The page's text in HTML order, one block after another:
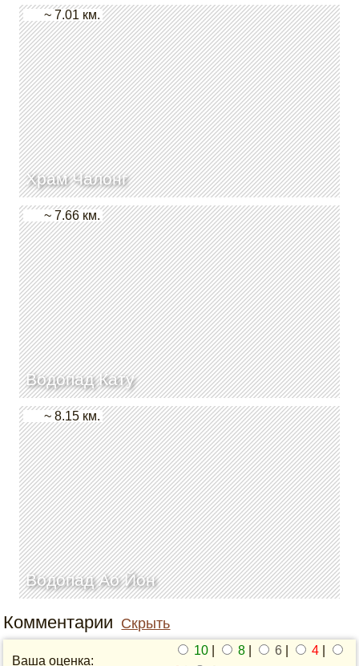
Храм Чалонг
~ 7.01 км.
Водопад Кату
~ 7.66 км.
Водопад Ао Йон
~ 8.15 км.
Комментарии Скрыть
Ваша оценка:
10 8 6 4